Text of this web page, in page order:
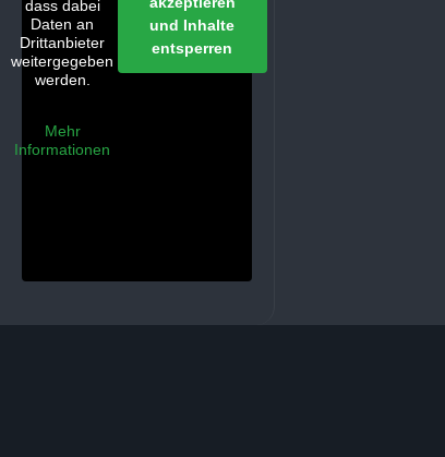
dass dabei
Daten an
Drittanbieter
weitergegeben
werden.
Mehr
Informationen
und Inhalte
entsperren